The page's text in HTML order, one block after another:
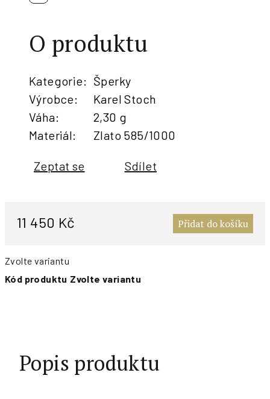
11 450 Kč Přidat do košíku
Zvolte variantu
Kód produktu Zvolte variantu
O produktu
Kategorie: Šperky
Výrobce:
Karel Stoch
Váha:
2,30 g
Materiál: Zlato 585/1000
Zeptat se Sdílet
Popis produktu